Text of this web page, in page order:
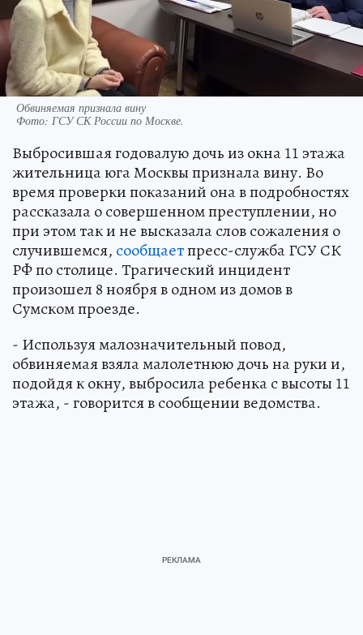
Обвиняемая признала вину
Фото: ГСУ СК России по Москве.
Выбросившая годовалую дочь из окна 11 этажа
жительница юга Москвы признала вину. Во
время проверки показаний она в подробностях
рассказала о совершенном преступлении, но
при этом так и не высказала слов сожаления о
случившемся, сообщаетпресс-служба ГСУ СК
РФ по столице. Трагический инцидент
произошел 8 ноября в одном из домов в
Сумском проезде.
- Используя малозначительный повод,
обвиняемая взяла малолетнюю дочь на руки и,
подойдя к окну, выбросила ребенка с высоты 11
этажа, - говорится в сообщении ведомства.